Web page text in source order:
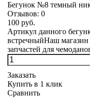
Бегунок №8 темный
Отзывов: 0
100 руб.
Артикул данного
встречныйНаш магазин
запчастей для
Заказать
Купить в 1 клик
Сравнить